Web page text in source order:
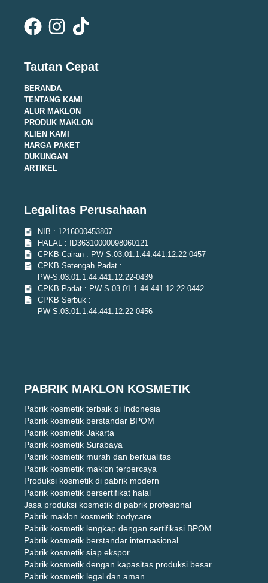
Tautan Cepat
BERANDA
TENTANG KAMI
ALUR MAKLON
PRODUK MAKLON
KLIEN KAMI
HARGA PAKET
DUKUNGAN
ARTIKEL
Legalitas Perusahaan
NIB : 1216000453807
HALAL : ID36310000098060121
CPKB Cairan : PW-S.03.01.1.44.441.12.22-0457
CPKB Setengah Padat :
PW-S.03.01.1.44.441.12.22-0439
CPKB Padat : PW-S.03.01.1.44.441.12.22-0442
CPKB Serbuk :
PW-S.03.01.1.44.441.12.22-0456
PABRIK MAKLON KOSMETIK
Pabrik kosmetik terbaik di Indonesia
Pabrik kosmetik berstandar BPOM
Pabrik kosmetik Jakarta
Pabrik kosmetik Surabaya
Pabrik kosmetik murah dan berkualitas
Pabrik kosmetik maklon terpercaya
Produksi kosmetik di pabrik modern
Pabrik kosmetik bersertifikat halal
Jasa produksi kosmetik di pabrik profesional
Pabrik maklon kosmetik bodycare
Pabrik kosmetik lengkap dengan sertifikasi BPOM
Pabrik kosmetik berstandar internasional
Pabrik kosmetik siap ekspor
Pabrik kosmetik dengan kapasitas produksi besar
Pabrik kosmetik legal dan aman